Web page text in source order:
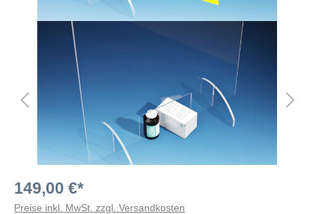
149,00 €*
Preise inkl. MwSt. zzgl. Versandkosten